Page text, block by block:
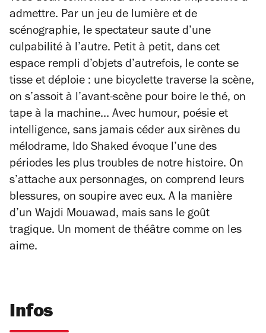
admettre. Par un jeu de lumière et de
scénographie, le spectateur saute d’une
culpabilité à l’autre. Petit à petit, dans cet
espace rempli d’objets d’autrefois, le conte se
tisse et déploie : une bicyclette traverse la scène,
on s’assoit à l’avant-scène pour boire le thé, on
tape à la machine... Avec humour, poésie et
intelligence, sans jamais céder aux sirènes du
mélodrame, Ido Shaked évoque l’une des
périodes les plus troubles de notre histoire. On
s’attache aux personnages, on comprend leurs
blessures, on soupire avec eux. A la manière
d’un Wajdi Mouawad, mais sans le goût
tragique. Un moment de théâtre comme on les
aime.
Infos